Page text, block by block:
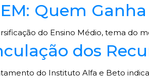
Quem
do Ensino Médio, tema do
dos
do Instituto Alfa e Beto